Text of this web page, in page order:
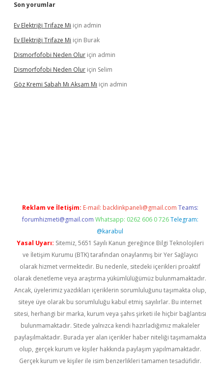
Son yorumlar
Ev Elektriği Trifaze Mi için admin
Ev Elektriği Trifaze Mi için Burak
Dismorfofobi Neden Olur için admin
Dismorfofobi Neden Olur için Selim
Göz Kremi Sabah Mı Akşam Mı için admin
Reklam ve İletişim: E-mail: backlinkpaneli@gmail.com Teams:
forumhizmeti@gmail.com Whatsapp: 0262 606 0 726 Telegram:
@karabul
Yasal Uyarı: Sitemiz, 5651 Sayılı Kanun gereğince Bilgi Teknolojileri
ve İletişim Kurumu (BTK) tarafından onaylanmış bir Yer Sağlayıcı
olarak hizmet vermektedir. Bu nedenle, sitedeki içerikleri proaktif
olarak denetleme veya araştırma yükümlülüğümüz bulunmamaktadır.
Ancak, üyelerimiz yazdıkları içeriklerin sorumluluğunu taşımakta olup,
siteye üye olarak bu sorumluluğu kabul etmiş sayılırlar. Bu internet
sitesi, herhangi bir marka, kurum veya şahıs şirketi ile hiçbir bağlantısı
bulunmamaktadır. Sitede yalnızca kendi hazırladığımız makaleler
paylaşılmaktadır. Burada yer alan içerikler haber niteliği taşımamakta
olup, gerçek kurum ve kişiler hakkında paylaşım yapılmamaktadır.
Gerçek kurum ve kişiler ile isim benzerlikleri tamamen tesadüfidir.